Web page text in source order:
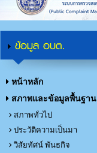
ข้อมูล อบต.
หน้าหลัก
สภาพและข้อมูลพื้นฐาน
สภาพทั่วไป
ประวัติความเป็นมา
วิสัยทัศน์ พันธกิจ